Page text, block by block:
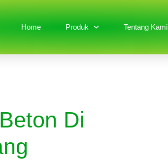
Home Produk Tentang Kami
Di